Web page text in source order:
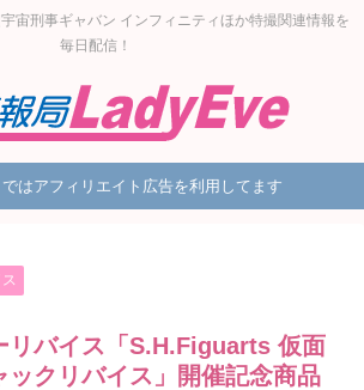
宙刑事ギャバン インフィニティほか特撮関連情報を
毎日配信！
はアフィリエイト広告を利用してます
リバイス「S.H.Figuarts 仮面
ックリバイス」開催記念商品